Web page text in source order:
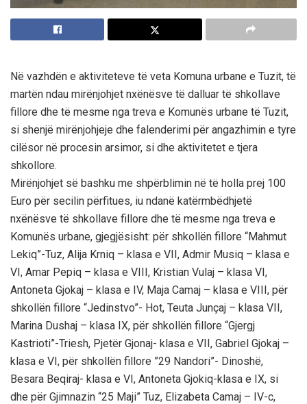
Në vazhdën e aktiviteteve të veta Komuna urbane e Tuzit, të
martën ndau mirënjohjet nxënësve të dalluar të shkollave
fillore dhe të mesme nga treva e Komunës urbane të Tuzit,
si shenjë mirënjohjeje dhe falenderimi për angazhimin e tyre
cilësor në procesin arsimor, si dhe aktivitetet e tjera
shkollore.
Mirënjohjet së bashku me shpërblimin në të holla prej 100
Euro për secilin përfitues, iu ndanë katërmbëdhjetë
nxënësve të shkollave fillore dhe të mesme nga treva e
Komunës urbane, gjegjësisht: për shkollën fillore “Mahmut
Lekiq”-Tuz, Alija Krniq – klasa e VII, Admir Musiq – klasa e
VI, Amar Pepiq – klasa e VIII, Kristian Vulaj – klasa VI,
Antoneta Gjokaj – klasa e IV, Maja Camaj – klasa e VIII, për
shkollën fillore “Jedinstvo”- Hot, Teuta Junçaj – klasa VII,
Marina Dushaj – klasa IX, për shkollën fillore “Gjergj
Kastrioti”-Triesh, Pjetër Gjonaj- klasa e VII, Gabriel Gjokaj –
klasa e VI, për shkollën fillore ”29 Nandori”- Dinoshë,
Besara Beqiraj- klasa e VI, Antoneta Gjokiq-klasa e IX, si
dhe për Gjimnazin “25 Maji” Tuz, Elizabeta Camaj – IV-c,